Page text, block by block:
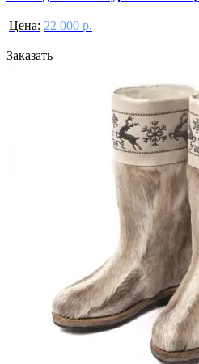
Цена: 22 000 р.
Заказать